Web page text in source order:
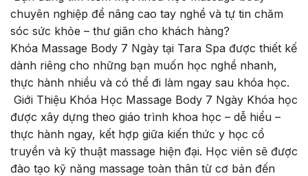
chuyên nghiệp để nâng cao tay nghề và tự tin chăm
sóc sức khỏe – thư giãn cho khách hàng?
Khóa Massage Body 7 Ngày tại Tara Spa được thiết kế
dành riêng cho những bạn muốn học nghề nhanh,
thực hành nhiều và có thể đi làm ngay sau khóa học.
Giới Thiệu Khóa Học Massage Body 7 Ngày Khóa học
được xây dựng theo giáo trình khoa học – dễ hiểu –
thực hành ngay, kết hợp giữa kiến thức y học cổ
truyền và kỹ thuật massage hiện đại. Học viên sẽ được
đào tạo kỹ năng massage toàn thân từ cơ bản đến